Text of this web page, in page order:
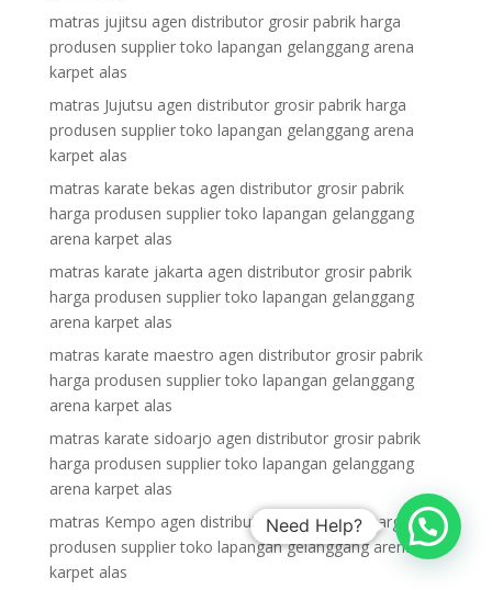
matras jujitsu agen distributor grosir pabrik harga
produsen supplier toko lapangan gelanggang arena
karpet alas
matras Jujutsu agen distributor grosir pabrik harga
produsen supplier toko lapangan gelanggang arena
karpet alas
matras karate bekas agen distributor grosir pabrik
harga produsen supplier toko lapangan gelanggang
arena karpet alas
matras karate jakarta agen distributor grosir pabrik
harga produsen supplier toko lapangan gelanggang
arena karpet alas
matras karate maestro agen distributor grosir pabrik
harga produsen supplier toko lapangan gelanggang
arena karpet alas
matras karate sidoarjo agen distributor grosir pabrik
harga produsen supplier toko lapangan gelanggang
arena karpet alas
matras Kempo agen distributor grosir pabrik harga
produsen supplier toko lapangan gelanggang arena
karpet alas
Need Help?